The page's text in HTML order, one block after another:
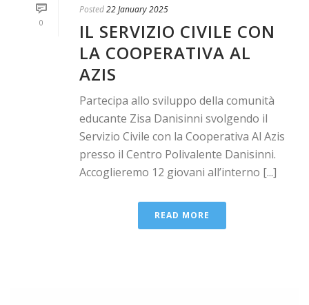
0
Posted22 January 2025
IL SERVIZIO CIVILE CON
LA COOPERATIVA AL
AZIS
Partecipa allo sviluppo della comunità
educante Zisa Danisinni svolgendo il
Servizio Civile con la Cooperativa Al Azis
presso il Centro Polivalente Danisinni.
Accoglieremo 12 giovani all’interno [...]
READ MORE